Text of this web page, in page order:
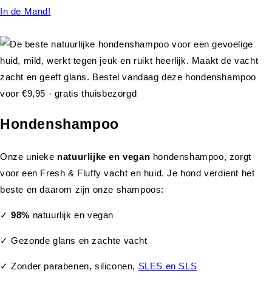
In de Mand!
Hondenshampoo
Onze unieke natuurlijke en vegan hondenshampoo, zorgt
voor een Fresh & Fluffy vacht en huid. Je hond verdient het
beste en daarom zijn onze shampoos:
✓98% natuurlijk en vegan
✓ Gezonde glans en zachte vacht
✓ Zonder parabenen, siliconen, SLES en SLS